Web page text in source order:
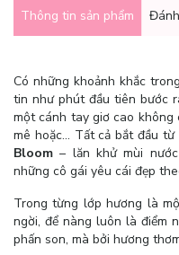
Thông tin sản phẩm
Có những khoảnh khắc
tin như phút đầu tiên bước
một cánh tay giơ cao
mê hoặc... Tất cả bắt đầu
Bloom – lăn khử mùi
những cô gái yêu cái đẹp
Trong từng lớp hương là
ngời, để nàng luôn là điểm
phấn son, mà bởi hương